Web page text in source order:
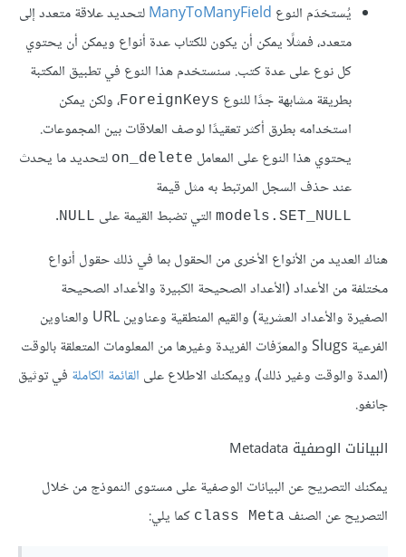
يُستخدَم النوع ManyToManyFieldلتحديد علاقة متعدد إلى
متعدد، فمثلًا يمكن أن يكون للكتاب عدة أنواع ويمكن أن يحتوي
كل نوع على عدة كتب. سنستخدم هذا النوع في تطبيق المكتبة
بطريقة مشابهة جدًا للنوع ForeignKeys، ولكن يمكن
استخدامه بطرق أكثر تعقيدًا لوصف العلاقات بين المجموعات.
يحتوي هذا النوع على المعامل on_delete لتحديد ما يحدث
عند حذف السجل المرتبط به مثل قيمة
models.SET_NULL التي تضبط القيمة على NULL
.
هناك العديد من الأنواع الأخرى من الحقول بما في ذلك حقول أنواع
مختلفة من الأعداد (الأعداد الصحيحة الكبيرة والأعداد الصحيحة
الصغيرة والأعداد العشرية) والقيم المنطقية وعناوين URL والعناوين
الفرعية Slugs والمعرّفات الفريدة وغيرها من المعلومات المتعلقة بالوقت
(المدة والوقت وغير ذلك)، ويمكنك الاطلاع على القائمة الكاملة في توثيق
جانغو.
البيانات الوصفية Metadata
يمكنك التصريح عن البيانات الوصفية على مستوى النموذج من خلال
التصريح عن الصنف class Meta كما يلي: